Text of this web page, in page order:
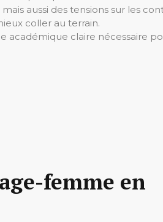
aussi des tensions sur les
coller au terrain.
académique claire nécessaire
femme en